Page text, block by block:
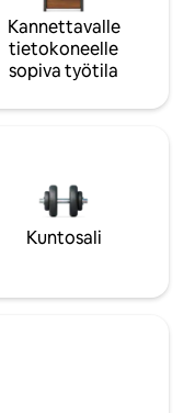
Kannettavalle
tietokoneelle
sopiva työtila
Kuntosali